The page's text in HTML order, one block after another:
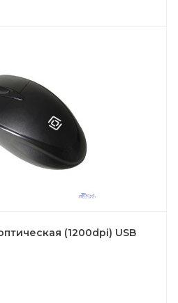
(1200dpi) USB